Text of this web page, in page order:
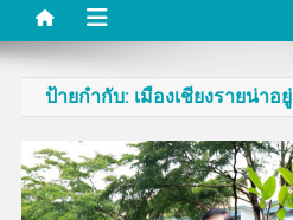
ป้ายกำกับ: เมืองเชียงรายน่าอยู่